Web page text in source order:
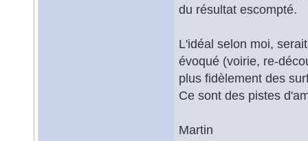
du résultat escompté.
L'idéal selon moi,
évoqué (voirie, re-
plus fidèlement des
Ce sont des pistes
Martin